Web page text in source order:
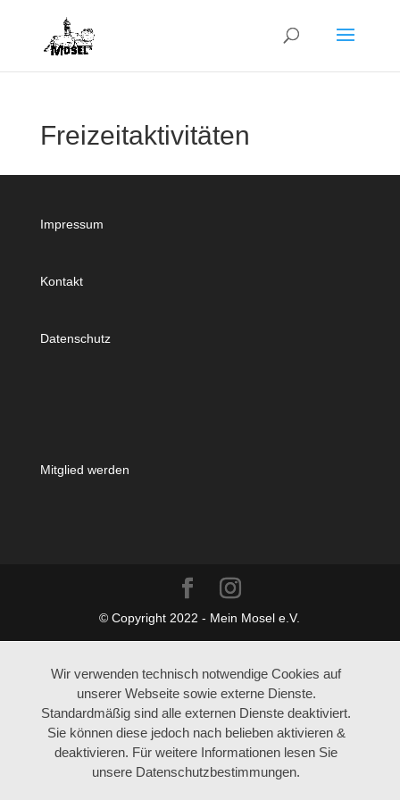
Freizeitaktivitäten
Impressum
Kontakt
Datenschutz
Mitglied werden
© Copyright 2022 - Mein Mosel e.V.
Wir verwenden technisch notwendige Cookies auf
unserer Webseite sowie externe Dienste.
Standardmäßig sind alle externen Dienste deaktiviert.
Sie können diese jedoch nach belieben aktivieren &
deaktivieren. Für weitere Informationen lesen Sie
unsere Datenschutzbestimmungen.